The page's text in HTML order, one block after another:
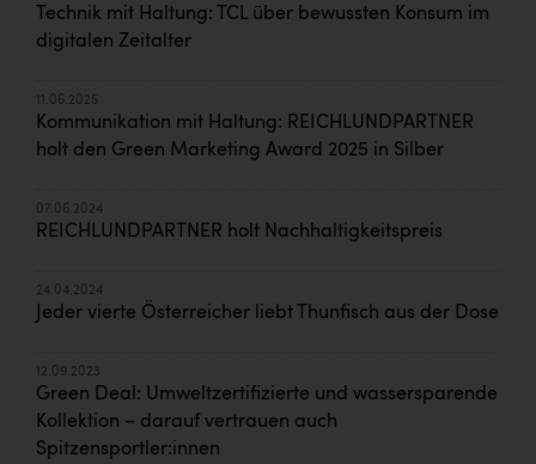
Technik mit Haltung: TCL über bewussten Konsum im
digitalen Zeitalter
11.06.2025
Kommunikation mit Haltung: REICHLUNDPARTNER
holt den Green Marketing Award 2025 in Silber
07.06.2024
REICHLUNDPARTNER holt Nachhaltigkeitspreis
24.04.2024
Jeder vierte Österreicher liebt Thunfisch aus der Dose
12.09.2023
Green Deal: Umweltzertifizierte und wassersparende
Kollektion – darauf vertrauen auch
Spitzensportler:innen